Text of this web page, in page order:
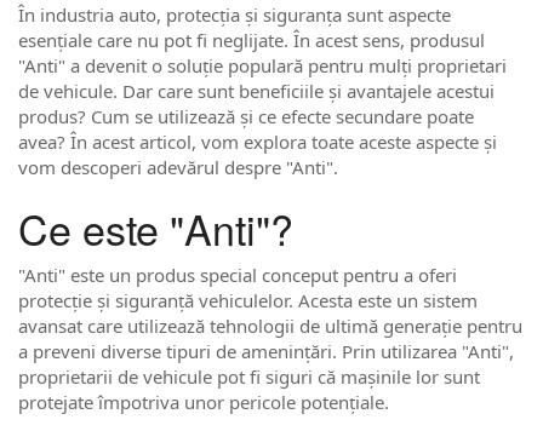
În industria auto, protecția și siguranța sunt aspecte
esențiale care nu pot fi neglijate. În acest sens, produsul
"Anti" a devenit o soluție populară pentru mulți proprietari
de vehicule. Dar care sunt beneficiile și avantajele acestui
produs? Cum se utilizează și ce efecte secundare poate
avea? În acest articol, vom explora toate aceste aspecte și
vom descoperi adevărul despre "Anti".
Ce este "Anti"?
"Anti" este un produs special conceput pentru a oferi
protecție și siguranță vehiculelor. Acesta este un sistem
avansat care utilizează tehnologii de ultimă generație pentru
a preveni diverse tipuri de amenințări. Prin utilizarea "Anti",
proprietarii de vehicule pot fi siguri că mașinile lor sunt
protejate împotriva unor pericole potențiale.